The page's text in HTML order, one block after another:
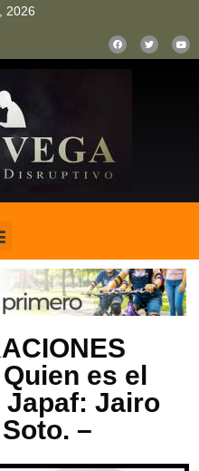
2026
es el
Japaf: Jairo
–